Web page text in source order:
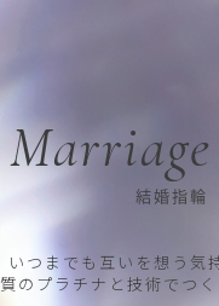
結婚指輪
いつまでも互いを想う気
のプラチナと技術でつ